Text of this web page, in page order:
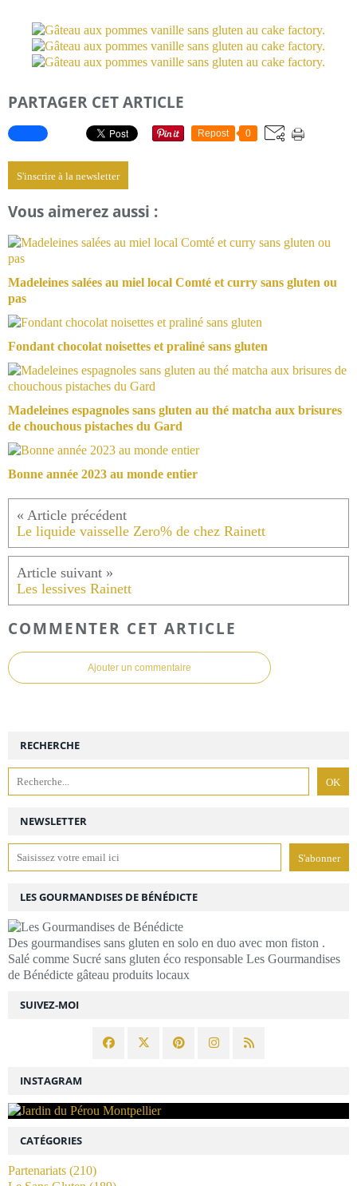
PARTAGER CET ARTICLE
Repost 0
S'inscrire à la newsletter
Vous aimerez aussi :
Madeleines salées au miel local Comté et curry sans gluten ou
pas
Fondant chocolat noisettes et praliné sans gluten
Madeleines espagnoles sans gluten au thé matcha aux brisures
de chouchous pistaches du Gard
Bonne année 2023 au monde entier
Le liquide vaisselle Zero% de chez Rainett
Les lessives Rainett
COMMENTER CET ARTICLE
Ajouter un commentaire
NEWSLETTER
SUIVEZ-MOI
RECHERCHE
LES GOURMANDISES DE BÉNÉDICTE
Des gourmandises sans gluten en solo en duo avec mon fiston .
Salé comme Sucré sans gluten éco responsable Les Gourmandises
de Bénédicte gâteau produits locaux
INSTAGRAM
CATÉGORIES
Partenariats (210)